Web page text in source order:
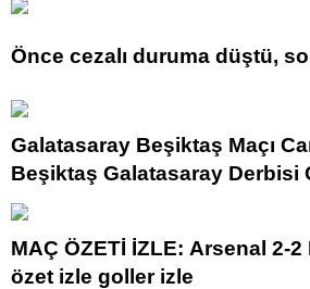
Önce cezalı duruma düştü,
Galatasaray Beşiktaş Maçı
Beşiktaş Galatasaray Derbisi
BJK maçı beIN Sports 1 ve
MAÇ ÖZETİ İZLE: Arsenal 2-2
özet izle goller izle